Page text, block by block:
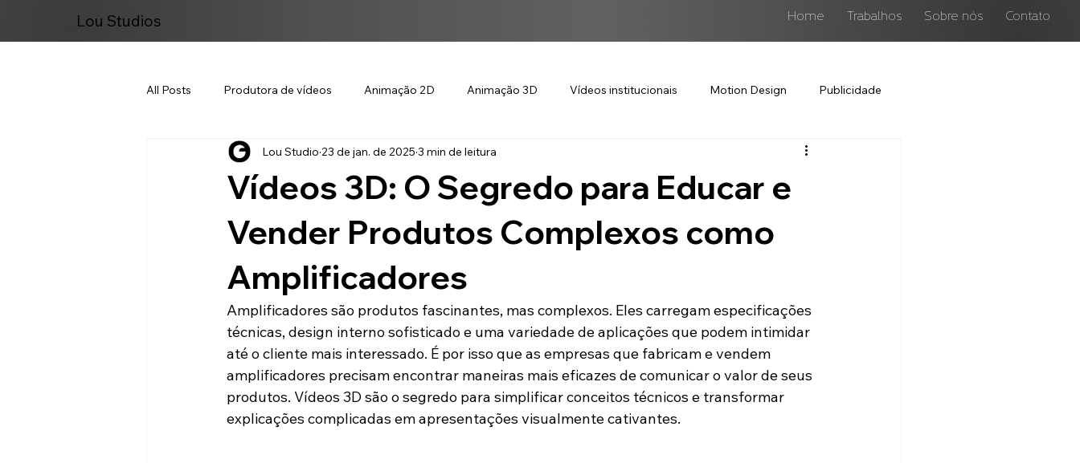
Lou Studios Home Trabalhos Sobre nós Contato
All Posts Produtora de vídeos Animação 2D Animação 3D Vídeos institucionais Motion Design Publicidade
Marketing Digital
Vídeos 3D: O Segredo para Educar e
Vender Produtos Complexos como
Amplificadores
Lou Studio 23 de jan. de 2025 3 min de leitura
Amplificadores são produtos fascinantes, mas complexos. Eles carregam especificações
técnicas, design interno sofisticado e uma variedade de aplicações que podem intimidar
até o cliente mais interessado. É por isso que as empresas que fabricam e vendem
amplificadores precisam encontrar maneiras mais eficazes de comunicar o valor de seus
produtos. Vídeos 3D são o segredo para simplificar conceitos técnicos e transformar
explicações complicadas em apresentações visualmente cativantes.